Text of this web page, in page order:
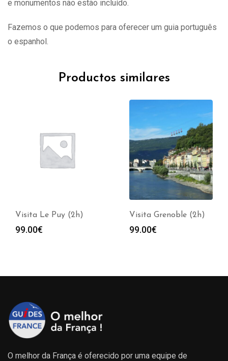
e monumentos não estão incluído.
Fazemos o que podemos para oferecer um guia português
o espanhol.
Productos similares
Visita Le Puy (2h)
99.00€
Visita Grenoble (2h)
99.00€
O melhor da França é oferecido por uma equipe de